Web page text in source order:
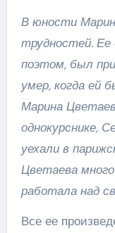
В юности
трудностей.
поэтом, был
умер, когда ей
Марина
однокурснике,
уехали в
Цветаева
работала над
Все ее